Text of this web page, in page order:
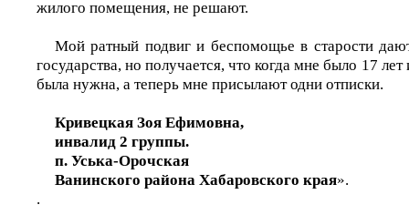
жилого помещения, не решают.
Мой ратный подвиг и беспомощье в старости
государства, но получается, что когда мне было 17
была нужна, а теперь мне присылают одни отписки.
Кривецкая Зоя Ефимовна,
инвалид 2 группы.
п. Уська-Орочская
Ванинского района Хабаровского края».
.